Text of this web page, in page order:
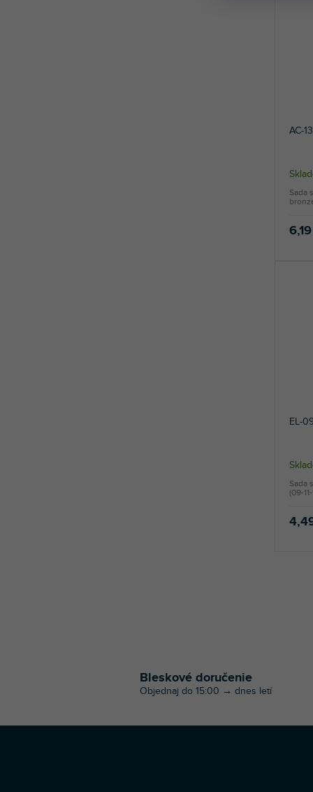
AC-
Sada
EL-
Sada
(09-
Bleskové doručenie
Objednaj do 15:00 → dnes letí